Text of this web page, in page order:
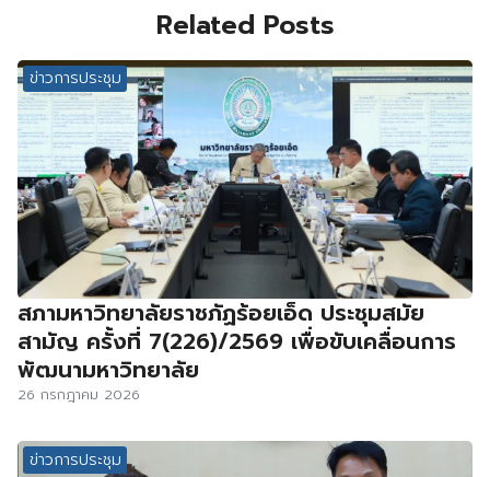
Related Posts
ข่าวการประชุม
สภามหาวิทยาลัยราชภัฏร้อยเอ็ด ประชุมสมัย
สามัญ ครั้งที่ 7(226)/2569 เพื่อขับเคลื่อนการ
พัฒนามหาวิทยาลัย
26 กรกฎาคม 2026
ข่าวการประชุม